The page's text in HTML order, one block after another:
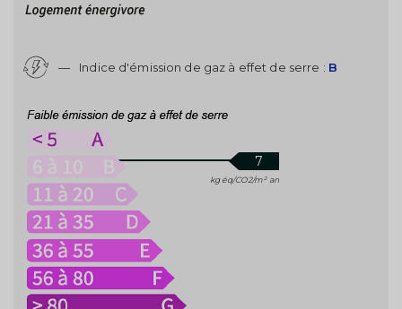
— Indice d'émission de gaz à effet de serre : B
7
kg éq/CO2/m² an